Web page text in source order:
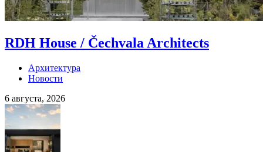
RDH House / Čechvala Architects
Архитектура
Новости
6 августа, 2026